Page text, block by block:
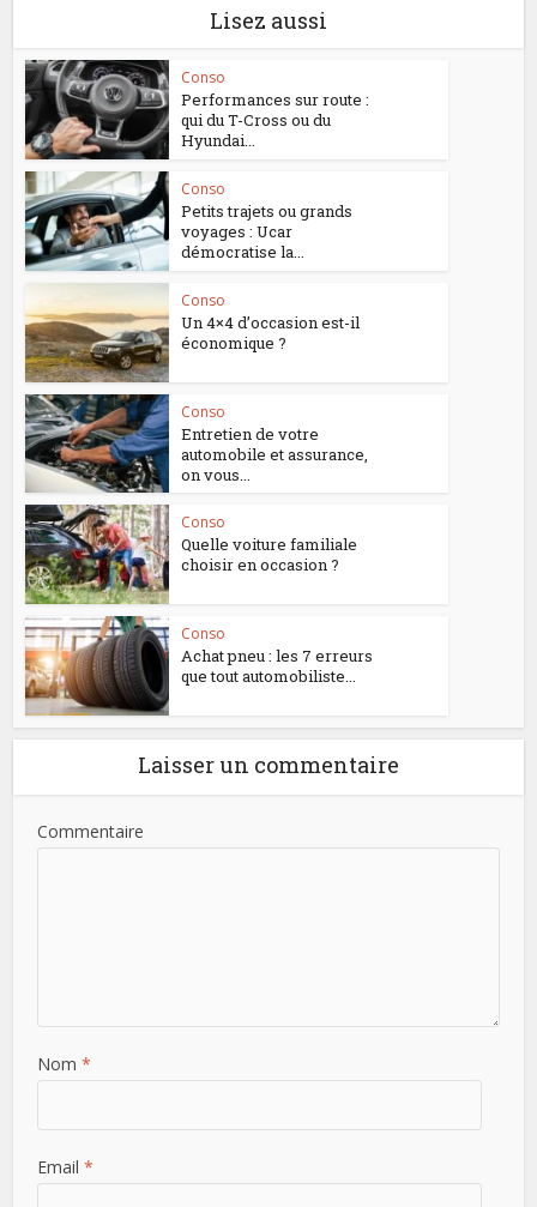
Lisez aussi
Conso
Performances sur route :
qui du T-Cross ou du
Hyundai...
Conso
Petits trajets ou grands
voyages : Ucar
démocratise la...
Conso
Un 4×4 d’occasion est-il
économique ?
Conso
Entretien de votre
automobile et assurance,
on vous...
Conso
Quelle voiture familiale
choisir en occasion ?
Conso
Achat pneu : les 7 erreurs
que tout automobiliste...
Laisser un commentaire
Commentaire
Nom*
Email*